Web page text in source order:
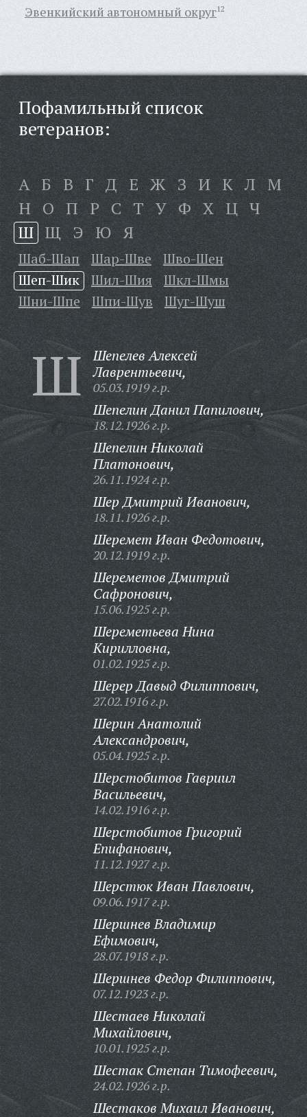
Эвенкийский автономный округ12
Пофамильный список
ветеранов:
А Б В Г Д Е Ж З И К Л М
Н О П Р С Т У Ф Х Ц Ч
Ш Щ Э Ю Я
Шаб-Шап Шар-Шве
Шво-Шен
Шеп-Шик
Шил-Шия
Шкл-Шмы
Шни-Шпе
Шпи-Шув Шуг-Шуш
Ш Шепелев Алексей
Лаврентьевич,
05.03.1919 г.р.
Шепелин Данил Папилович,
18.12.1926 г.р.
Шепелин Николай
Платонович,
26.11.1924 г.р.
Шер Дмитрий Иванович,
18.11.1926 г.р.
Шеремет Иван Федотович,
20.12.1919 г.р.
Шереметов Дмитрий
Сафронович,
15.06.1925 г.р.
Шереметьева Нина
Кирилловна,
01.02.1925 г.р.
Шерер Давыд Филиппович,
27.02.1916 г.р.
Шерин Анатолий
Александрович,
05.04.1925 г.р.
Шерстобитов Гавриил
Васильевич,
14.02.1916 г.р.
Шерстобитов Григорий
Епифанович,
11.12.1927 г.р.
Шерстюк Иван Павлович,
09.06.1917 г.р.
Шершнев Владимир
Ефимович,
28.07.1918 г.р.
Шершнев Федор Филиппович,
07.12.1923 г.р.
Шестаев Николай
Михайлович,
10.01.1925 г.р.
Шестак Степан Тимофеевич,
24.02.1926 г.р.
Шестаков Михаил Иванович,